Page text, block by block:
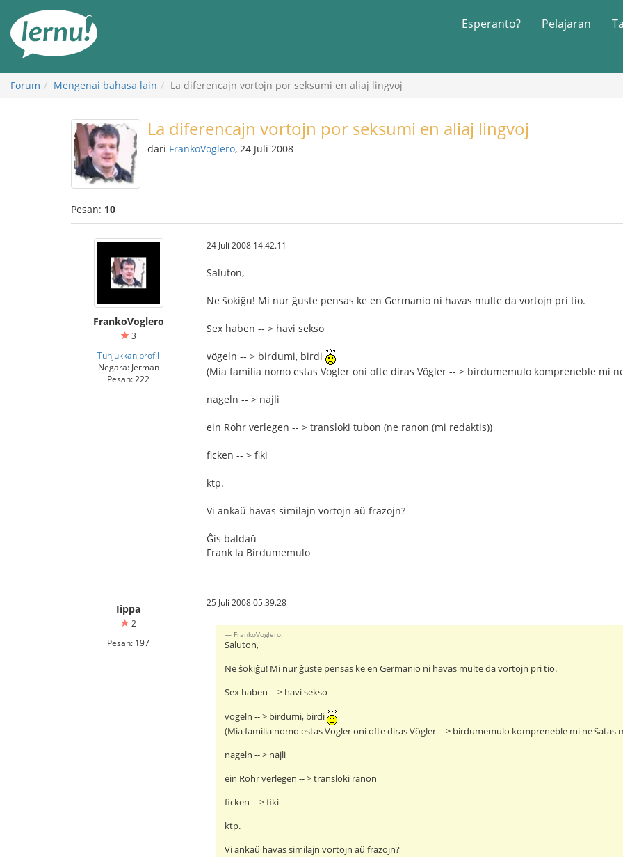
daftar
Esperanto? Pelajaran
Forum Mengenai bahasa lain La diferencajn vortojn por seksumi en aliaj lingvoj
La diferencajn vortojn por seksumi en aliaj lingvoj
dari FrankoVoglero, 24 Juli 2008
Pesan: 10
FrankoVoglero
3
Tunjukkan profil
Negara: Jerman
Pesan: 222
24 Juli 2008 14.42.11
Saluton,
Ne ŝokiĝu! Mi nur ĝuste pensas ke en Germanio ni havas multe da vortojn pri tio.
Sex haben -- > havi sekso
vögeln -- > birdumi, birdi
(Mia familia nomo estas Vogler oni ofte diras Vögler -- > birdumemulo kompreneble mi
nageln -- > najli
ein Rohr verlegen -- > transloki tubon (ne ranon (mi redaktis))
ficken -- > fiki
ktp.
Vi ankaŭ havas similajn vortojn aŭ frazojn?
Ĝis baldaŭ
Frank la Birdumemulo
Iippa
2
Pesan: 197
25 Juli 2008 05.39.28
FrankoVoglero:
Saluton,
Ne ŝokiĝu! Mi nur ĝuste pensas ke en Germanio ni havas multe da vortojn pri tio.
Sex haben -- > havi sekso
vögeln -- > birdumi, birdi
(Mia familia nomo estas Vogler oni ofte diras Vögler -- > birdumemulo kompreneble mi ne ŝatas
nageln -- > najli
ein Rohr verlegen -- > transloki ranon
ficken -- > fiki
ktp.
Vi ankaŭ havas similajn vortojn aŭ frazojn?